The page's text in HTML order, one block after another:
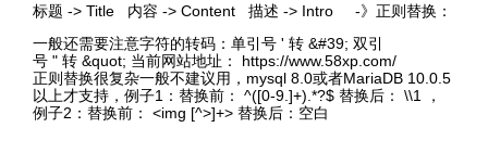
标题 -> Title 内容 -> Content 描述 -> Intro -》正则替换：
一般还需要注意字符的转码：单引号 ' 转 &#39; 双引
号 " 转 &quot; 当前网站地址： https://www.58xp.com/
正则替换很复杂一般不建议用，mysql 8.0或者MariaDB 10.0.5
以上才支持，例子1：替换前： ^([0-9.]+).*?$ 替换后： \\1 ，
例子2：替换前： <img [^>]+> 替换后：空白